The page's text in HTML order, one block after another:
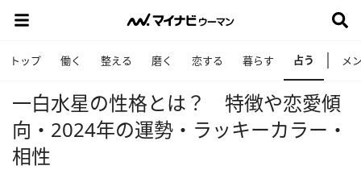
トップ 働く 整える 磨く 恋する 暮らす 占う メ
一白水星の性格とは？ 特徴や恋愛傾
向・2024年の運勢・ラッキーカラー・
相性